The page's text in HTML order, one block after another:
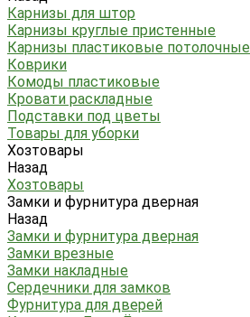
Карнизы для штор
Карнизы круглые пристенные
Карнизы пластиковые потолочные
Коврики
Комоды пластиковые
Кровати раскладные
Подставки под цветы
Товары для уборки
Хозтовары
Назад
Хозтовары
Замки и фурнитура дверная
Назад
Замки и фурнитура дверная
Замки врезные
Замки накладные
Сердечники для замков
Фурнитура для дверей